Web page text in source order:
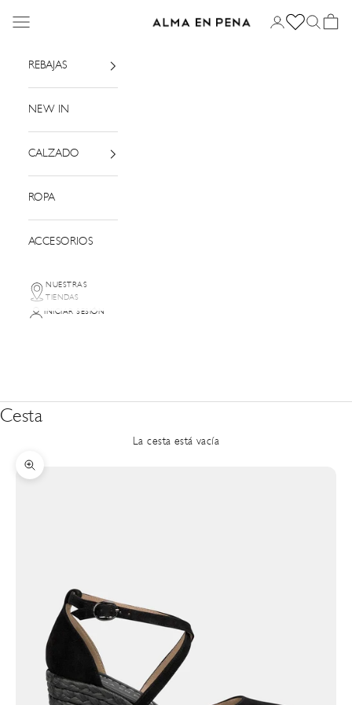
Alma en Pena
Menú Iniciar sesión
Buscar
Cesta
REBAJAS
NEW IN
CALZADO
ROPA
ACCESORIOS
NUESTRAS
TIENDAS
INICIAR SESIÓN
Cesta
La cesta está vacía
Zoom